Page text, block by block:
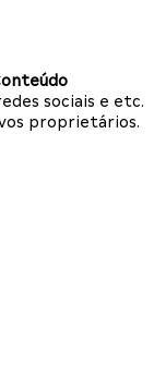
sociais e etc.
proprietários.